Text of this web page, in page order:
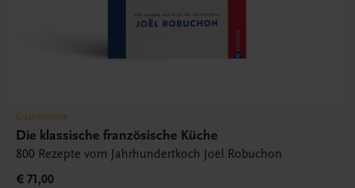
Gastronomie
Die klassische französische Küche
800 Rezepte vom Jahrhundertkoch Joël Robuchon
€ 71,00